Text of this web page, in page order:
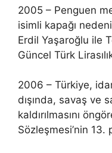
2005 – Penguen
isimli kapağı
Erdil Yaşaroğlu ile
Güncel Türk
2006 – Türkiye,
dışında, savaş ve
kaldırılmasını
Sözleşmesi’nin 13.